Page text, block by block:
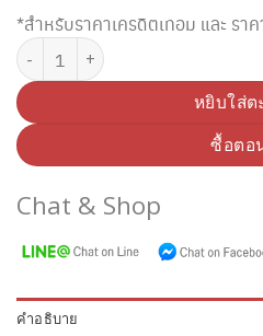
*สำหรับราคาเครดิตเทอม และ รา
จำนวน HP 21+22 CC630AA ตลับหมึ
หยิบใส่ต
ซื้อตอ
Chat & Shop
คำอธิบาย